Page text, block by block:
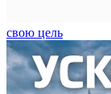
свою цель